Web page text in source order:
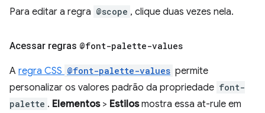
Para editar a regra @scope , clique duas vezes nela.
Acessar regras @font-palette-values
A regra CSS @font-palette-values permite
personalizar os valores padrão da propriedade font-
palette . Elementos> Estilosmostra essa at-rule em